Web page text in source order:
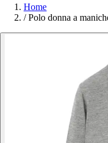
Home
/ Polo donna a